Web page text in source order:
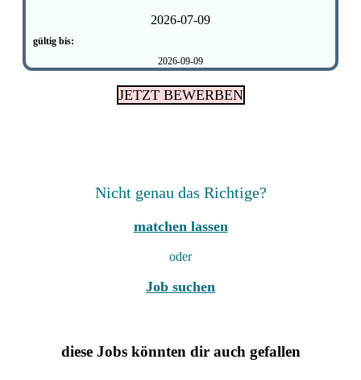
2026-07-09
gültig bis:
2026-09-09
JETZT BEWERBEN
Nicht genau das Richtige?
matchen lassen
oder
Job suchen
diese Jobs könnten dir auch gefallen